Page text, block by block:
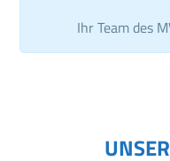
Ihr Team des